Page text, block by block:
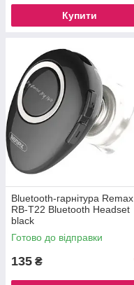
Купити
Bluetooth-гарнітура Remax
RB-T22 Bluetooth Headset
black
Готово до відправки
135 ₴